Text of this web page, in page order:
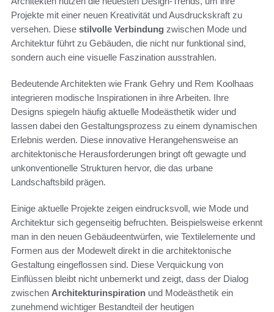
Projekte mit einer neuen Kreativität und Ausdruckskraft zu
versehen. Diese stilvolle Verbindung zwischen Mode und
Architektur führt zu Gebäuden, die nicht nur funktional sind,
sondern auch eine visuelle Faszination ausstrahlen.
Bedeutende Architekten wie Frank Gehry und Rem Koolhaas
integrieren modische Inspirationen in ihre Arbeiten. Ihre
Designs spiegeln häufig aktuelle Modeästhetik wider und
lassen dabei den Gestaltungsprozess zu einem dynamischen
Erlebnis werden. Diese innovative Herangehensweise an
architektonische Herausforderungen bringt oft gewagte und
unkonventionelle Strukturen hervor, die das urbane
Landschaftsbild prägen.
Einige aktuelle Projekte zeigen eindrucksvoll, wie Mode und
Architektur sich gegenseitig befruchten. Beispielsweise erkennt
man in den neuen Gebäudeentwürfen, wie Textilelemente und
Formen aus der Modewelt direkt in die architektonische
Gestaltung eingeflossen sind. Diese Verquickung von
Einflüssen bleibt nicht unbemerkt und zeigt, dass der Dialog
zwischen Architekturinspiration und Modeästhetik ein
zunehmend wichtiger Bestandteil der heutigen